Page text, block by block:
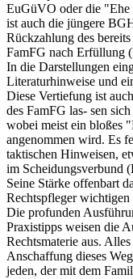
EuGüVO oder die "Ehe
ist auch die jüngere
Rückzahlung des
FamFG nach Erfüllung
In die Darstellungen
Literaturhinweise und
Diese Vertiefung ist
des FamFG las- sen
wobei meist ein bloßes
angenommen wird. Es
taktischen Hinweisen,
im
Seine Stärke offenbart
Rechtspfleger
Die profunden
Praxistipps weisen die
Rechtsmaterie aus.
Anschaffung dieses
jeden, der mit dem